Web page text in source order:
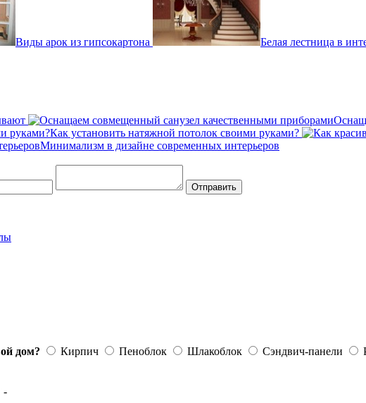
Виды арок из гипсокартона Белая лестница в
Как установить натяжной потолок своими руками?
Минимализм в дизайне современных интерьеров
дом?
Кирпич Пеноблок Шлакоблок Сэндвич-панели
-